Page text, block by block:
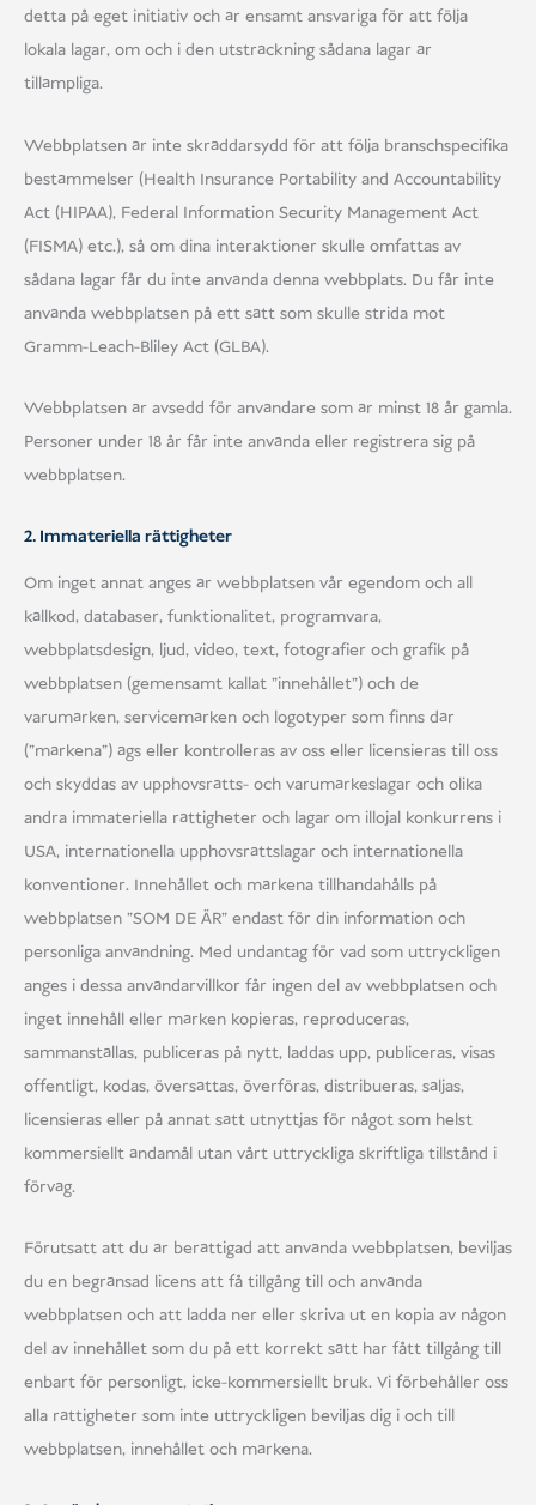
detta på eget initiativ och är ensamt ansvariga för att följa
lokala lagar, om och i den utsträckning sådana lagar är
tillämpliga.
Webbplatsen är inte skräddarsydd för att följa branschspecifika
bestämmelser (Health Insurance Portability and Accountability
Act (HIPAA), Federal Information Security Management Act
(FISMA) etc.), så om dina interaktioner skulle omfattas av
sådana lagar får du inte använda denna webbplats. Du får inte
använda webbplatsen på ett sätt som skulle strida mot
Gramm-Leach-Bliley Act (GLBA).
Webbplatsen är avsedd för användare som är minst 18 år gamla.
Personer under 18 år får inte använda eller registrera sig på
webbplatsen.
2. Immateriella rättigheter
Om inget annat anges är webbplatsen vår egendom och all
källkod, databaser, funktionalitet, programvara,
webbplatsdesign, ljud, video, text, fotografier och grafik på
webbplatsen (gemensamt kallat "innehållet") och de
varumärken, servicemärken och logotyper som finns där
("märkena") ägs eller kontrolleras av oss eller licensieras till oss
och skyddas av upphovsrätts- och varumärkeslagar och olika
andra immateriella rättigheter och lagar om illojal konkurrens i
USA, internationella upphovsrättslagar och internationella
konventioner. Innehållet och märkena tillhandahålls på
webbplatsen "SOM DE ÄR" endast för din information och
personliga användning. Med undantag för vad som uttryckligen
anges i dessa användarvillkor får ingen del av webbplatsen och
inget innehåll eller märken kopieras, reproduceras,
sammanställas, publiceras på nytt, laddas upp, publiceras, visas
offentligt, kodas, översättas, överföras, distribueras, säljas,
licensieras eller på annat sätt utnyttjas för något som helst
kommersiellt ändamål utan vårt uttryckliga skriftliga tillstånd i
förväg.
Förutsatt att du är berättigad att använda webbplatsen, beviljas
du en begränsad licens att få tillgång till och använda
webbplatsen och att ladda ner eller skriva ut en kopia av någon
del av innehållet som du på ett korrekt sätt har fått tillgång till
enbart för personligt, icke-kommersiellt bruk. Vi förbehåller oss
alla rättigheter som inte uttryckligen beviljas dig i och till
webbplatsen, innehållet och märkena.